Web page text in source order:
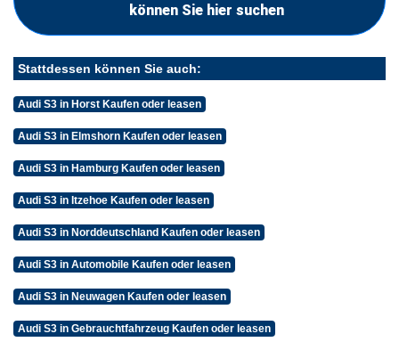
können Sie hier suchen
Stattdessen können Sie auch:
Audi S3 in Horst Kaufen oder leasen
Audi S3 in Elmshorn Kaufen oder leasen
Audi S3 in Hamburg Kaufen oder leasen
Audi S3 in Itzehoe Kaufen oder leasen
Audi S3 in Norddeutschland Kaufen oder leasen
Audi S3 in Automobile Kaufen oder leasen
Audi S3 in Neuwagen Kaufen oder leasen
Audi S3 in Gebrauchtfahrzeug Kaufen oder leasen